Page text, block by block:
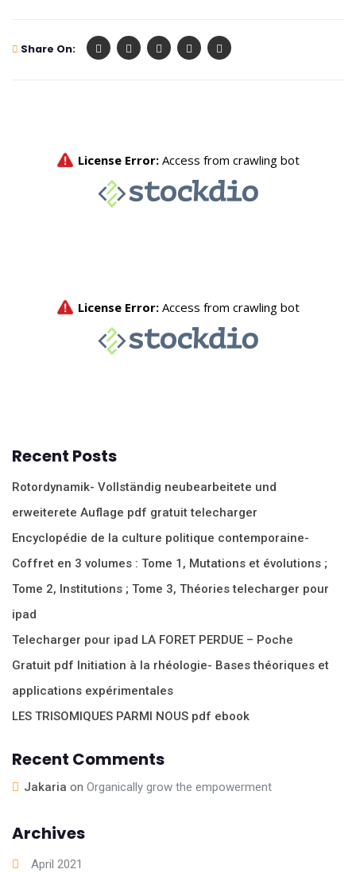
Share On:
Recent Posts
Rotordynamik- Vollständig neubearbeitete und
erweiterete Auflage pdf gratuit telecharger
Encyclopédie de la culture politique contemporaine-
Coffret en 3 volumes : Tome 1, Mutations et évolutions ;
Tome 2, Institutions ; Tome 3, Théories telecharger pour
ipad
Telecharger pour ipad LA FORET PERDUE – Poche
Gratuit pdf Initiation à la rhéologie- Bases théoriques et
applications expérimentales
LES TRISOMIQUES PARMI NOUS pdf ebook
Recent Comments
Jakaria on Organically grow the empowerment
Archives
April 2021